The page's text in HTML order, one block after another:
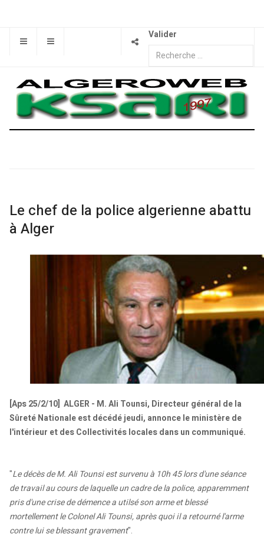
Valider
Le chef de la police algerienne abattu
à Alger
[Aps 25/2/10] ALGER - M. Ali Tounsi, Directeur général de la
Sûreté Nationale est décédé jeudi, annonce le ministère de
l'intérieur et des Collectivités locales dans un communiqué.
"Le décès de M. Ali Tounsi est survenu à 10h 45 lors d'une séance
de travail au cours de laquelle un cadre de la police, apparemment
pris d'une crise de démence a utilsé son arme et blessé
mortellement le Colonel Ali Tounsi, après quoi il a retourné l'arme
contre lui se blessant gravement".